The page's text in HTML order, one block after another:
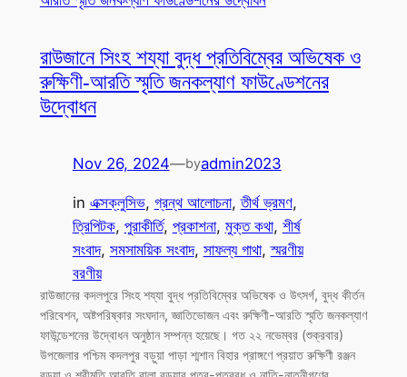
রাউজানে সিংহ শয্যা বুদ্ধ প্রতিবিম্বের অভিষেক ও
রুক্ষিণী-আরতি স্মৃতি জনকল্যাণ ফাউণ্ডেশনের
উদ্বোধন
Nov 26, 2024—byadmin2023
in এক্সক্লুসিভ, গ্রন্থ আলোচনা, তীর্থ ভ্রমণ
ত্রিপিটক, পুরাকীর্তি, প্রকাশনা, মুক্ত কথা, শীর্ষ
সংবাদ, সমসাময়িক সংবাদ, সাফল্য গাথা, স্মরণীয়
বরণীয়
রাউজানের কদলপুরে সিংহ শয্যা বুদ্ধ প্রতিবিম্বের অভিষেক ও উৎসর্গ, বুদ্ধ কীর্তন
পরিবেশন, অষ্টপরিষ্কার সংঘদান, জ্ঞাতিভোজন এবং রুক্ষিণী-আরতি স্মৃতি জনকল্যাণ
ফাউন্ডেশনের উদ্বোধন অনুষ্ঠান সম্পন্ন হয়েছে। গত ২২ নভেম্বর (শুক্রবার)
উপজেলার পশ্চিম কদলপুর বড়ুয়া পাড়া শ্মশান বিহার প্রাঙ্গণে প্রয়াত রুক্ষিণী রঞ্জন